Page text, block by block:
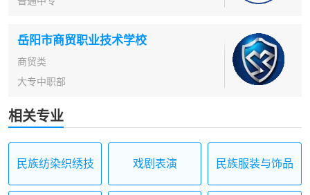
岳阳市商贸职业技术学校
商贸类
大专中职部
相关专业
民族纺染织绣技
戏剧表演 民族服装与饰品